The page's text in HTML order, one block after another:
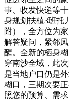
事、收发快递等
身规划扶植3班托
附），全方位为
解答疑问，紧邻
醒。全新的栖身
穿南沙全域，此
是当地户口仍是
糊口，三期次要
照您的预算、需